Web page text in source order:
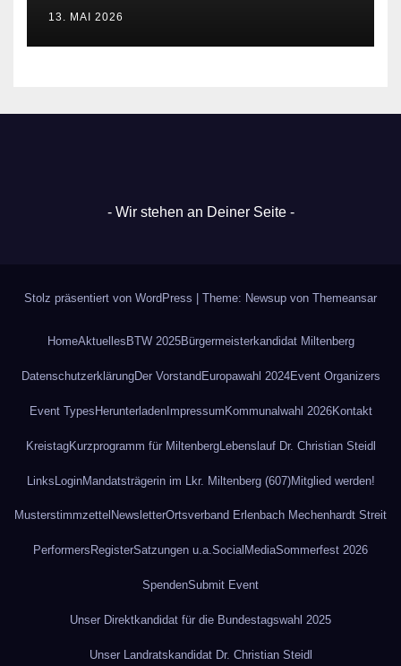
13. MAI 2026
- Wir stehen an Deiner Seite -
Stolz präsentiert von WordPress Theme: Newsup von Themeansar
HomeAktuelles BTW 2025Bürgermeisterkandidat Miltenberg
Datenschutz­erklärungDer Vorstand Europawahl 2024Event Organizers
Event Types HerunterladenImpressum Kommunalwahl 2026Kontakt
KreistagKurzprogramm für MiltenbergLebenslauf Dr. Christian Steidl
LinksLoginMandatsträgerin im Lkr. Miltenberg (607)Mitglied werden!
Musterstimmzettel NewsletterOrtsverband Erlenbach Mechenhardt Streit
Performers RegisterSatzungen u.a.SocialMediaSommerfest 2026
SpendenSubmit Event
Unser Direktkandidat für die Bundestagswahl 2025
Unser Landratskandidat Dr. Christian Steidl